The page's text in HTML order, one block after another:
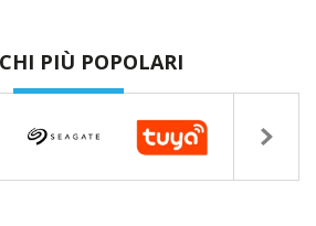
PIÙ POPOLARI